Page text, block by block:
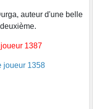
auteur d'une belle
1387
joueur 1358